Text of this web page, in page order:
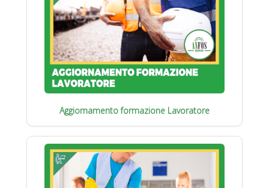
Aggiornamento formazione Lavoratore